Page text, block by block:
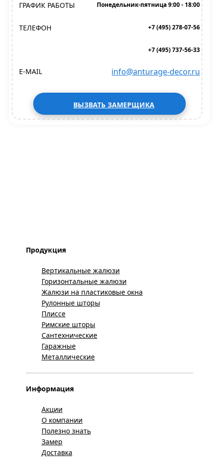
ГРАФИК РАБОТЫ Понедельник-пятница 9:00 - 18:00
ТЕЛЕФОН +7 (495) 278-07-56
+7 (495) 737-56-33
E-MAIL info@anturage-decor.ru
ВЫЗВАТЬ ЗАМЕРЩИКА
Продукция
Вертикальные жалюзи
Горизонтальные жалюзи
Жалюзи на пластиковые окна
Рулонные шторы
Плиссе
Римские шторы
Сантехнические
Гаражные
Металлические
Информация
Акции
О компании
Полезно знать
Замер
Доставка